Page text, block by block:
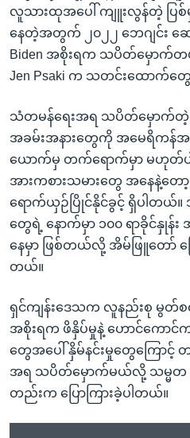
လူသားထုအပေါ် ကျူးလွန်တဲ့ ပြ
နေတဲ့အတွက် ၂၀၂၂ ဘေဂျင်း ဆ
Biden အစိုးရက သပိတ်မှောက်တ
Jen Psaki က သတင်းထောက်တွေ
သံတမန်ရေးအရ သပိတ်မှောက်
အခမ်းအနားတွေကို အမေရိကန်
ယောက်မှ တက်ရောက်မှာ မဟုတ်ပ
အားကစားသမားတွေ အနေနဲ့တေ
ရောက်ယှဉ်ပြိုင်နိုင်ခွင့် ရှိပါတယ်။
တွေရဲ့ နောက်မှာ ၁၀၀ ရာခိုင်နှုန်
နေမှာ ဖြစ်တယ်လို့ အိမ်ဖြူတော် ပြေ
တယ်။
ရှင်ကျန်းဒေသက လူနည်းစု မွတ်
အစိုးရက ဖိနှိပ်မှုနဲ့ ဟောင်ကောင်
တွေအပေါ် နှိမ်နင်းမှုတွေကြောင့်
အရ သပိတ်မှောက်မယ်လို့ သမ္မတ
တည်းက ပြောကြားခဲ့ပါတယ်။